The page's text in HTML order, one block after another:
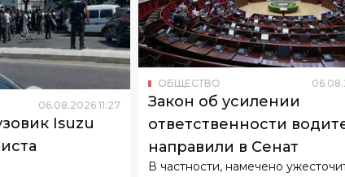
06. 08.2026 11:27
Isuzu
ОБЩЕСТВО 06.08.
Закон об усилении
ответственности
направили в Сенат
В частности, намечено
несовершеннолетнему.